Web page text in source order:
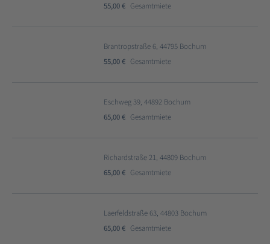
55,00 € Gesamtmiete
Brantropstraße 6, 44795 Bochum
55,00 € Gesamtmiete
Eschweg 39, 44892 Bochum
65,00 € Gesamtmiete
Richardstraße 21, 44809 Bochum
65,00 € Gesamtmiete
Laerfeldstraße 63, 44803 Bochum
65,00 € Gesamtmiete